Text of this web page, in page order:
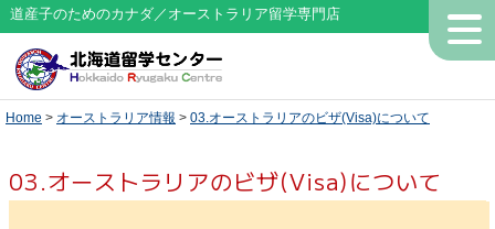
道産子のためのカナダ／オーストラリア留学専門店
Home > オーストラリア情報 > 03.オーストラリアのビザ(Visa)について
03.オーストラリアのビザ(Visa)について